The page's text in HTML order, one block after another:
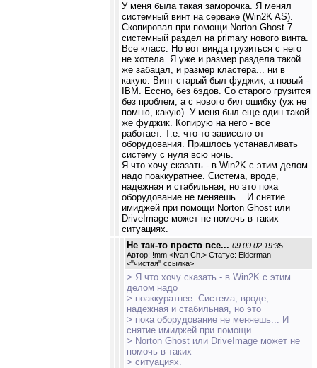
У меня была такая заморочка. Я менял
системный винт на серваке (Win2K AS).
Скопировал при помощи Norton Ghost 7
системный раздел на primary нового винта.
Все класс. Но вот винда грузиться с него
не хотела. Я уже и размер раздела такой
же забацал, и размер кластера... ни в
какую. Винт старый был фуджик, а новый -
IBM. Ессно, без бэдов. Со старого грузится
без проблем, а с нового бил ошибку (уж не
помню, какую). У меня был еще один такой
же фуджик. Копирую на него - все
работает. Т.е. что-то зависело от
оборудования. Пришлось устанавливать
систему с нуля всю ночь.
Я что хочу сказать - в Win2K с этим делом
надо поаккуратнее. Система, вроде,
надежная и стабильная, но это пока
оборудование не меняешь... И снятие
имиджей при помощи Norton Ghost или
DriveImage может не помочь в таких
ситуациях.
Не так-то просто все... 09.09.02 19:35
Автор: !mm <Ivan Ch.> Статус: Elderman
<"чистая" ссылка>
> Я что хочу сказать - в Win2K с этим
делом надо
> поаккуратнее. Система, вроде,
надежная и стабильная, но это
> пока оборудование не меняешь... И
снятие имиджей при помощи
> Norton Ghost или DriveImage может не
помочь в таких
> ситуациях.